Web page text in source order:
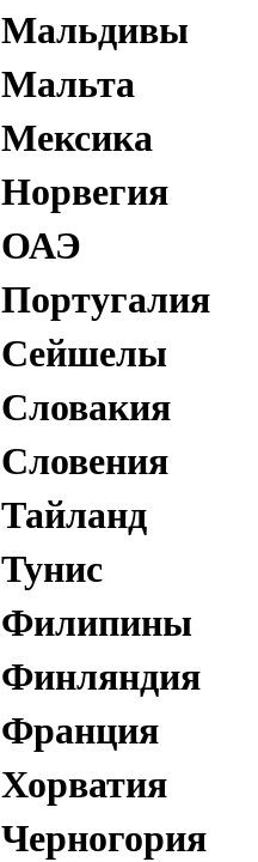
Мальдивы
Мальта
Мексика
Норвегия
ОАЭ
Португалия
Сейшелы
Словакия
Словения
Тайланд
Тунис
Филипины
Финляндия
Франция
Хорватия
Черногория